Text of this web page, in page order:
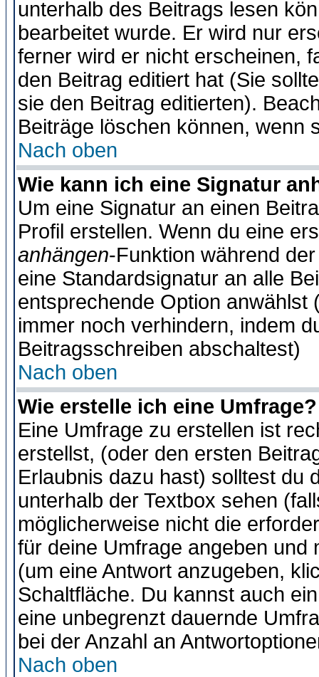
unterhalb des Beitrags lesen
bearbeitet wurde. Er wird nur
ferner wird er nicht erscheinen,
den Beitrag editiert hat (Sie
sie den Beitrag editierten).
Beiträge löschen können, wenn
Nach oben
Wie kann ich eine Signatur
Um eine Signatur an einen
Profil erstellen. Wenn du eine
anhängen-Funktion während
eine Standardsignatur an alle
entsprechende Option anwählst
immer noch verhindern, indem
Beitragsschreiben abschaltest)
Nach oben
Wie erstelle ich eine Umfrage?
Eine Umfrage zu erstellen ist
erstellst, (oder den ersten
Erlaubnis dazu hast) solltest du
unterhalb der Textbox sehen
möglicherweise nicht die
für deine Umfrage angeben und
(um eine Antwort anzugeben,
Schaltfläche. Du kannst auch
eine unbegrenzt dauernde
bei der Anzahl an
Nach oben